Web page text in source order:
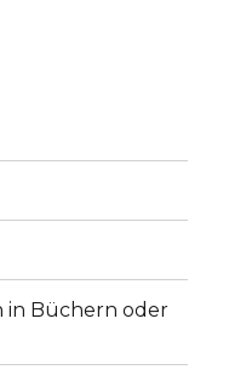
in Büchern oder